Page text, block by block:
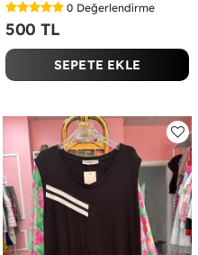
0 Değerlendirme
500 TL
SEPETE EKLE